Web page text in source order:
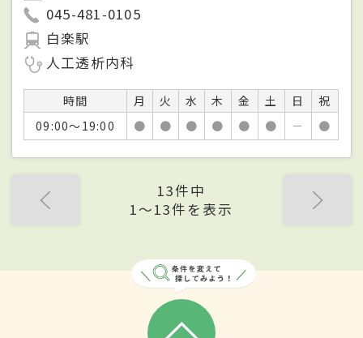
045-481-0105
白楽駅
人工透析内科
時間 月 火 水 木 金 土 日
祝
09:00～19:00
● ● ● ● ● ● － ●
13件中
1〜13件を表示